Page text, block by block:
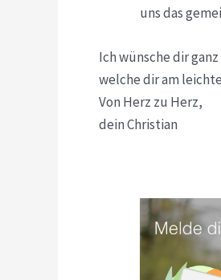
uns das
Ich wünsche dir
welche dir am
Von Herz zu Herz,
dein Christian